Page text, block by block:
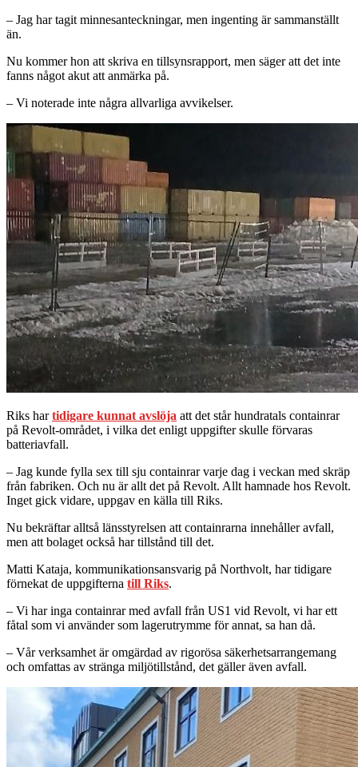
– Jag har tagit minnesanteckningar, men ingenting är sammanställt
än.
Nu kommer hon att skriva en tillsynsrapport, men säger att det inte
fanns något akut att anmärka på.
– Vi noterade inte några allvarliga avvikelser.
Riks hartidigare kunnat avslöja att det står hundratals containrar
på Revolt-området, i vilka det enligt uppgifter skulle förvaras
batteriavfall.
– Jag kunde fylla sex till sju containrar varje dag i veckan med skräp
från fabriken. Och nu är allt det på Revolt. Allt hamnade hos Revolt.
Inget gick vidare, uppgav en källa till Riks.
Nu bekräftar alltså länsstyrelsen att containrarna innehåller avfall,
men att bolaget också har tillstånd till det.
Matti Kataja, kommunikationsansvarig på Northvolt, har tidigare
förnekat de uppgifterna till Riks.
– Vi har inga containrar med avfall från US1 vid Revolt, vi har ett
fåtal som vi använder som lagerutrymme för annat, sa han då.
– Vår verksamhet är omgärdad av rigorösa säkerhetsarrangemang
och omfattas av stränga miljötillstånd, det gäller även avfall.